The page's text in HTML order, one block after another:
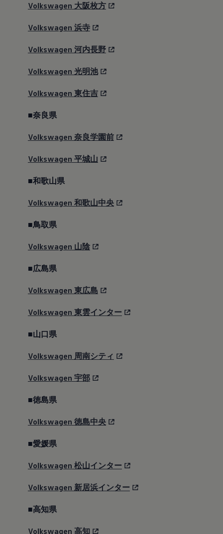
カタログを見る
モデル＆見積りシミュレーション
Golf R Black Edition
に研ぎ澄まされ、かつてない領域へ。「Black
一するとともに、洗練されたドルフィングレーメタ
0-100km/h加速4.6秒*1
で数々の栄光を積み重ねるアクラポヴィッチのエキ
ゾーストが刺激的なサウンドを響かせる。
さらに、専用の「スペシャルモード/ドリフトモー
」は、限界域で意のままのパフォーマンスを引
が、五感に次々と衝撃を走らせる。
*1 欧州測定値。*2 0-100km/h加速4.6秒および270km/hは、今まで
んで最高値となります。*3 通行が閉鎖されたコース専用であり、経
時は、法定速度または制限速度を遵守してください。
Volkswagen 大阪枚方
Volkswagen 浜寺
Volkswagen 河内長野
Volkswagen 光明池
Volkswagen 東住吉
■奈良県
Volkswagen 奈良学園前
Volkswagen 平城山
■和歌山県
Volkswagen 和歌山中央
■鳥取県
Volkswagen 山陰
■広島県
Volkswagen 東広島
Volkswagen 東雲インター
■山口県
Volkswagen 周南シティ
Volkswagen 宇部
■徳島県
Volkswagen 徳島中央
■愛媛県
Volkswagen 松山インター
Volkswagen 新居浜インター
■高知県
Volkswagen 高知